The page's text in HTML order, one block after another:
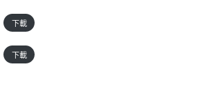
下載
下載